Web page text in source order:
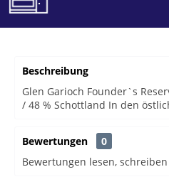
Beschreibung
Glen Garioch Founder`s
/ 48 % Schottland In den
Bewertungen
0
Bewertungen lesen,